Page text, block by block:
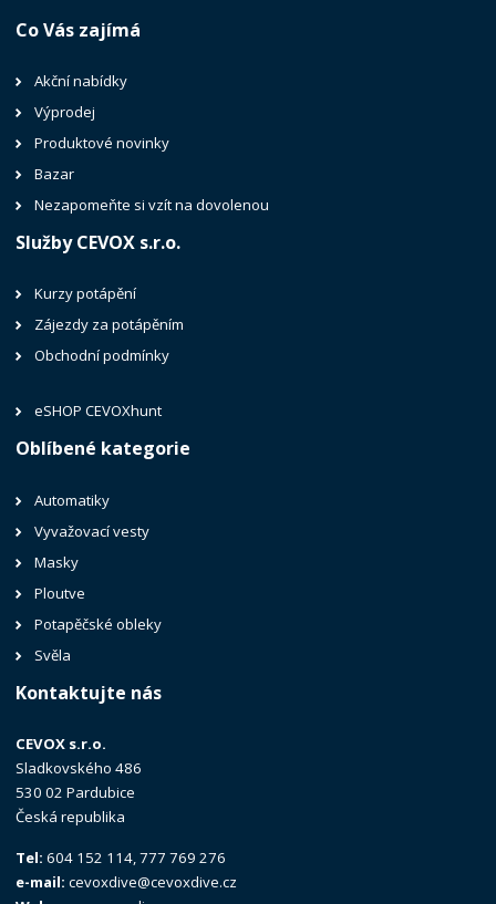
Co Vás zajímá
Akční nabídky
Výprodej
Produktové novinky
Bazar
Nezapomeňte si vzít na dovolenou
Služby CEVOX s.r.o.
Kurzy potápění
Zájezdy za potápěním
Obchodní podmínky
eSHOP CEVOXhunt
Oblíbené kategorie
Automatiky
Vyvažovací vesty
Masky
Ploutve
Potapěčské obleky
Svěla
Kontaktujte nás
CEVOX s.r.o.
Sladkovského 486
530 02 Pardubice
Česká republika
Tel:604 152 114, 777 769 276
e-mail: cevoxdive@cevoxdive.cz